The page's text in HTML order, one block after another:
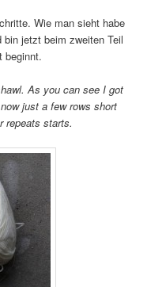
Wie man sieht habe
jetzt beim zweiten Teil
beginnt.
As you can see I got
just a few rows short
repeats starts.